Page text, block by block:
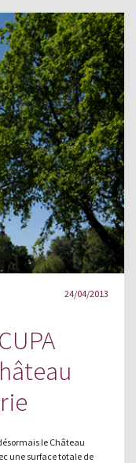
24/04/2013
le Château
une surface totale de